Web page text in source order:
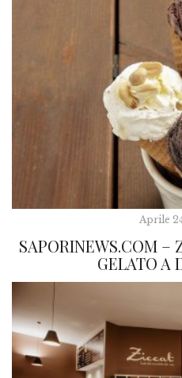
Aprile
SAPORINEWS.COM –
GELATO A